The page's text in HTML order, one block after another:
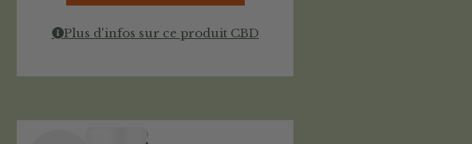
Plus d'infos sur ce produit CBD